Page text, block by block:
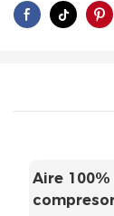
Aire